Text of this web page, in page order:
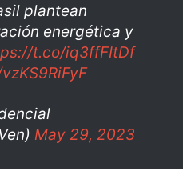
plantean
energética y
t.co/iq3ffFItDf
May 29, 2023